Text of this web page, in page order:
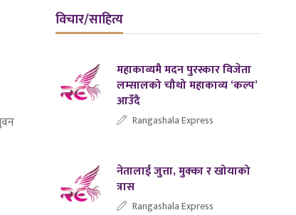
विचार/साहित्य
महाकाव्यमै मदन पुरस्कार विजेता
लम्सालको चौथो महाकाव्य ‘कल्प’
आउँदै
Rangashala Express
नेतालाई जुत्ता, मुक्का र खोयाको
त्रास
Rangashala Express